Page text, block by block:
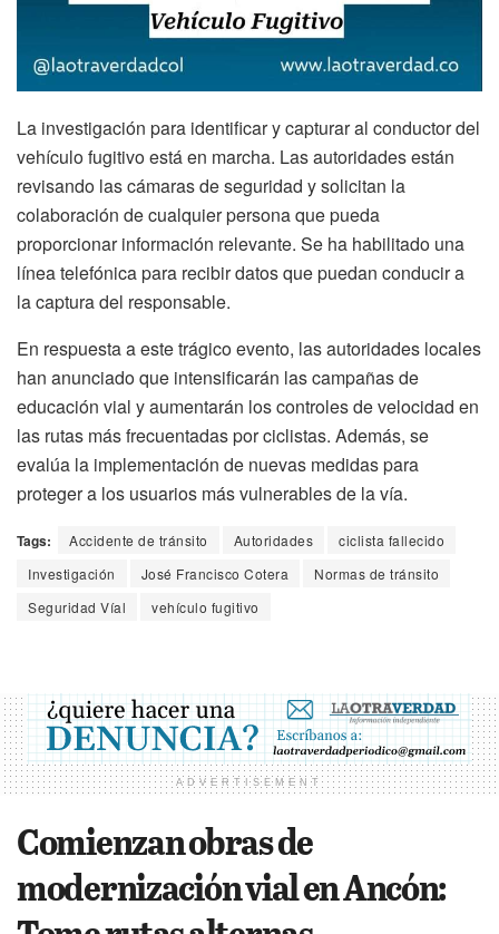
La investigación para identificar y capturar al conductor del
vehículo fugitivo está en marcha. Las autoridades están
revisando las cámaras de seguridad y solicitan la
colaboración de cualquier persona que pueda
proporcionar información relevante. Se ha habilitado una
línea telefónica para recibir datos que puedan conducir a
la captura del responsable.
En respuesta a este trágico evento, las autoridades locales
han anunciado que intensificarán las campañas de
educación vial y aumentarán los controles de velocidad en
las rutas más frecuentadas por ciclistas. Además, se
evalúa la implementación de nuevas medidas para
proteger a los usuarios más vulnerables de la vía.
Tags: Accidente de tránsito Autoridades
ciclista fallecido
Investigación
José Francisco Cotera
Normas de tránsito
Seguridad Víal
vehículo fugitivo
ADVERTISEMENT
Comienzan obras de
modernización vial en Ancón: